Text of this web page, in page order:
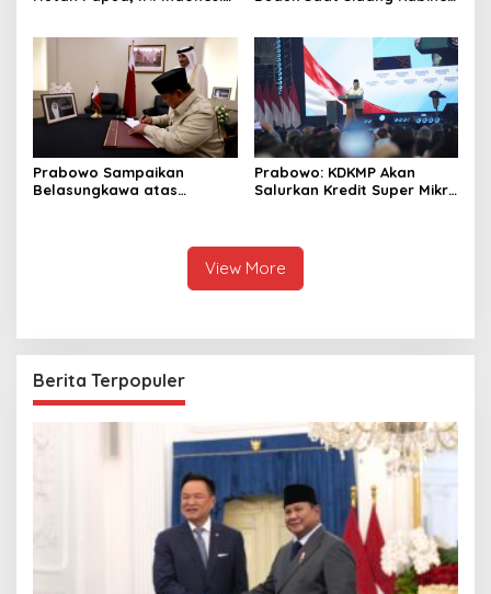
Prabowo Sampaikan
Belasungkawa atas
Prabowo: KDKMP Akan
Salurkan Kredit Super Mikro
View More
Berita Terpopuler